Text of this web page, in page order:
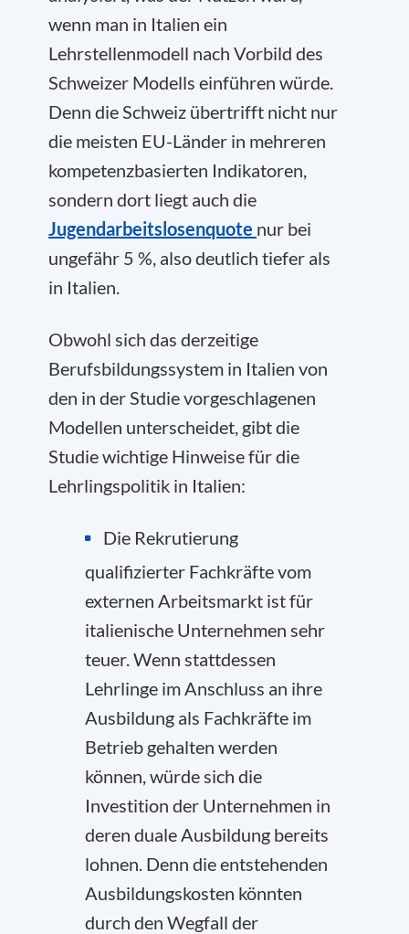
wenn man in Italien ein
Lehrstellenmodell nach Vorbild des
Schweizer Modells einführen würde.
Denn die Schweiz übertrifft nicht nur
die meisten EU-Länder in mehreren
kompetenzbasierten Indikatoren,
sondern dort liegt auch die
Jugendarbeitslosenquote nur bei
ungefähr 5 %, also deutlich tiefer als
in Italien.
Obwohl sich das derzeitige
Berufsbildungssystem in Italien von
den in der Studie vorgeschlagenen
Modellen unterscheidet, gibt die
Studie wichtige Hinweise für die
Lehrlingspolitik in Italien:
Die Rekrutierung
qualifizierter Fachkräfte vom
externen Arbeitsmarkt ist für
italienische Unternehmen sehr
teuer. Wenn stattdessen
Lehrlinge im Anschluss an ihre
Ausbildung als Fachkräfte im
Betrieb gehalten werden
können, würde sich die
Investition der Unternehmen in
deren duale Ausbildung bereits
lohnen. Denn die entstehenden
Ausbildungskosten könnten
durch den Wegfall der